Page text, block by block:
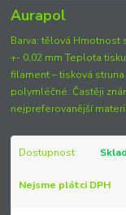
Aurapol
Barva: tělová Hmotnost
+- 0,02 mm Teplota
filament – tisková
polymléčné. Častěji
nejpreferovanější
Dostupnost
Nejsme plátci DPH